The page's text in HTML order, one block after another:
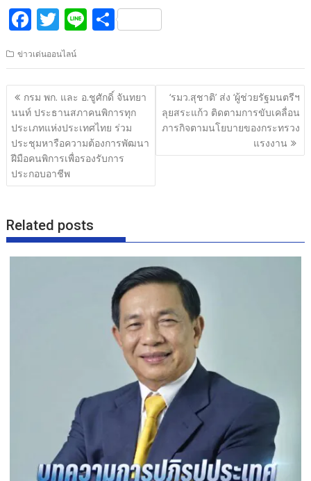
F
e
b
o
o
k
T
w
itt
er
Li
e
S
ar
e
ข่าวเด่นออนไลน์
แนะแนว
เรื่อง
กรม พก. และ อ.ชูศักดิ์ จันทยา
นนท์ ประธานสภาคนพิการทุก
ประเภทแห่งประเทศไทย ร่วม
ประชุมหารือความต้องการพัฒนา
ฝีมือคนพิการเพื่อรองรับการ
ประกอบอาชีพ
‘รมว.สุชาติ’ ส่ง ‘ผู้ช่วยรัฐมนตรีฯ
ลุยสระแก้ว ติดตามการขับเคลื่อน
ภารกิจตามนโยบายของกระทรวง
แรงงาน
Related posts